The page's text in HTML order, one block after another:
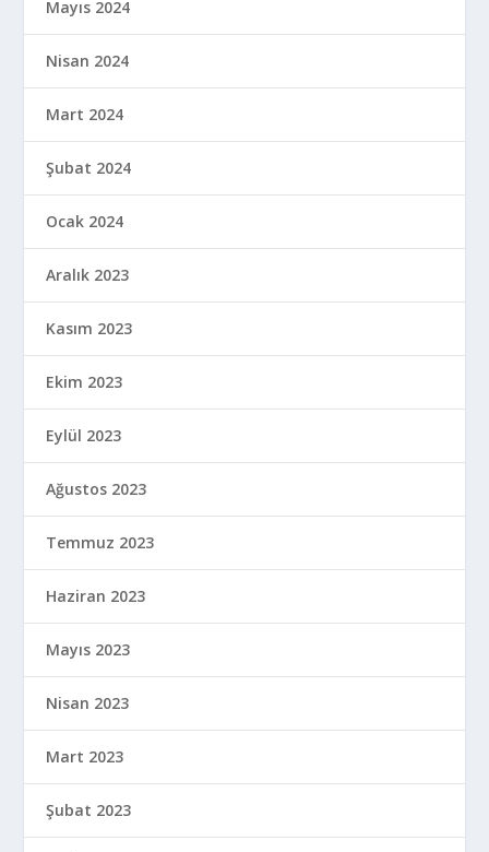
Mayıs 2024
Nisan 2024
Mart 2024
Şubat 2024
Ocak 2024
Aralık 2023
Kasım 2023
Ekim 2023
Eylül 2023
Ağustos 2023
Temmuz 2023
Haziran 2023
Mayıs 2023
Nisan 2023
Mart 2023
Şubat 2023